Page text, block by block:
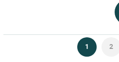
1 2